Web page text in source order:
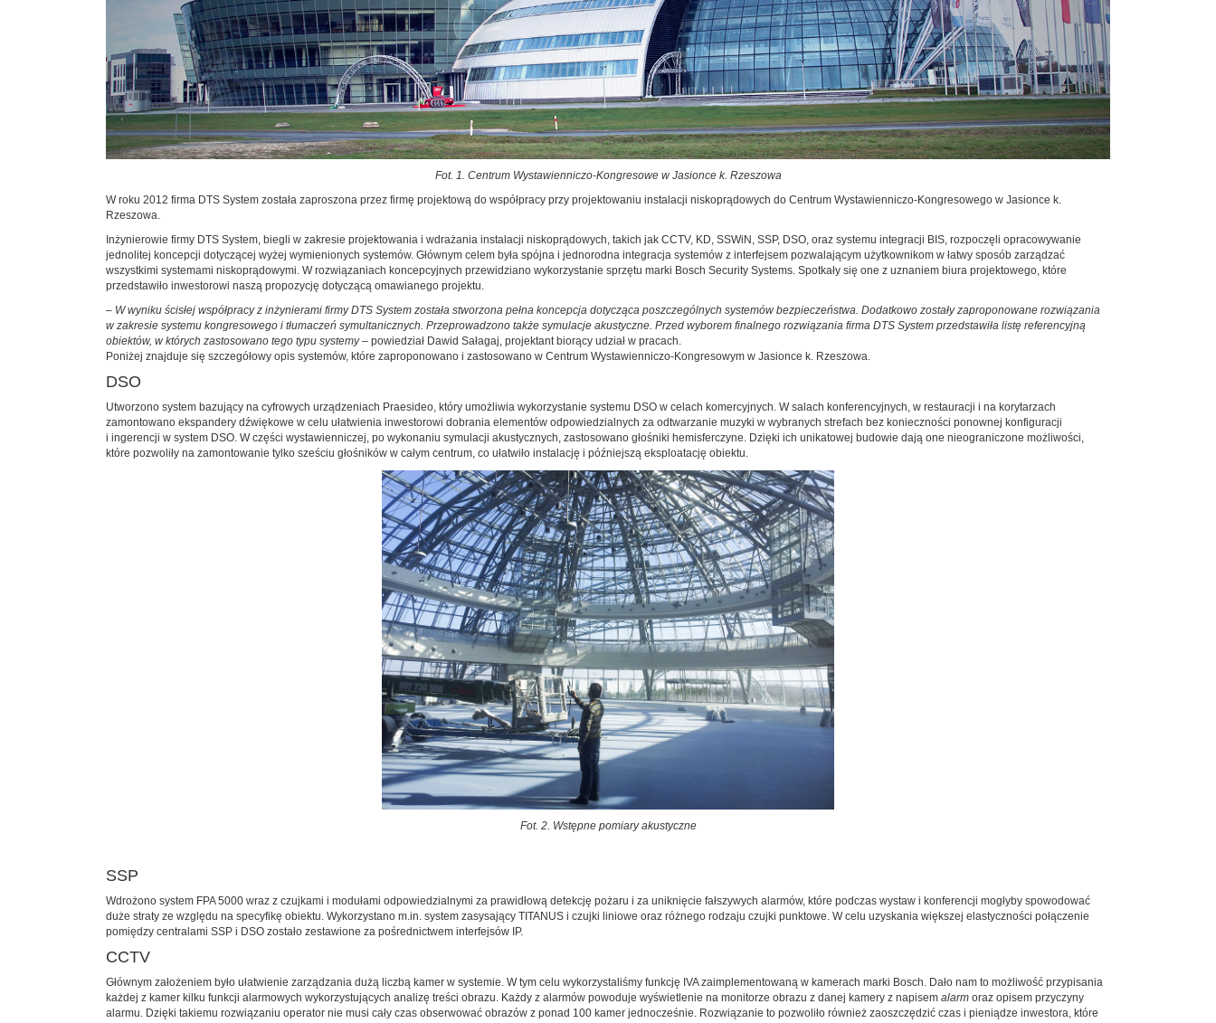
Fot. 1. Centrum Wystawienniczo-Kongresowe w Jasionce k. Rzeszowa
W roku 2012 firma DTS System została zaproszona przez firmę projektową do współpracy przy projektowaniu instalacji niskoprądowych do Centrum Wystawienniczo-Kongresowego w Jasionce k.
Rzeszowa.
Inżynierowie firmy DTS System, biegli w zakresie projektowania i wdrażania instalacji niskoprądowych, takich jak CCTV, KD, SSWiN, SSP, DSO, oraz systemu integracji BIS, rozpoczęli opracowywanie
jednolitej koncepcji dotyczącej wyżej wymienionych systemów. Głównym celem była spójna i jednorodna integracja systemów z interfejsem pozwalającym użytkownikom w łatwy sposób zarządzać
wszystkimi systemami niskoprądowymi. W rozwiązaniach koncepcyjnych przewidziano wykorzystanie sprzętu marki Bosch Security Systems. Spotkały się one z uznaniem biura projektowego, które
przedstawiło inwestorowi naszą propozycję dotyczącą omawianego projektu.
– W wyniku ścisłej współpracy z inżynierami firmy DTS System została stworzona pełna koncepcja dotycząca poszczególnych systemów bezpieczeństwa. Dodatkowo zostały zaproponowane rozwiązania
w zakresie systemu kongresowego i tłumaczeń symultanicznych. Przeprowadzono także symulacje akustyczne. Przed wyborem finalnego rozwiązania firma DTS System przedstawiła listę referencyjną
obiektów, w których zastosowano tego typu systemy– powiedział Dawid Sałagaj, projektant biorący udział w pracach.
Poniżej znajduje się szczegółowy opis systemów, które zaproponowano i zastosowano w Centrum Wystawienniczo-Kongresowym w Jasionce k. Rzeszowa.
DSO
Utworzono system bazujący na cyfrowych urządzeniach Praesideo, który umożliwia wykorzystanie systemu DSO w celach komercyjnych. W salach konferencyjnych, w restauracji i na korytarzach
zamontowano ekspandery dźwiękowe w celu ułatwienia inwestorowi dobrania elementów odpowiedzialnych za odtwarzanie muzyki w wybranych strefach bez konieczności ponownej konfiguracji
i ingerencji w system DSO. W części wystawienniczej, po wykonaniu symulacji akustycznych, zastosowano głośniki hemisferczyne. Dzięki ich unikatowej budowie dają one nieograniczone możliwości,
które pozwoliły na zamontowanie tylko sześciu głośników w całym centrum, co ułatwiło instalację i późniejszą eksploatację obiektu.
Fot. 2. Wstępne pomiary akustyczne
SSP
Wdrożono system FPA 5000 wraz z czujkami i modułami odpowiedzialnymi za prawidłową detekcję pożaru i za uniknięcie fałszywych alarmów, które podczas wystaw i konferencji mogłyby spowodować
duże straty ze względu na specyfikę obiektu. Wykorzystano m.in. system zasysający TITANUS i czujki liniowe oraz różnego rodzaju czujki punktowe. W celu uzyskania większej elastyczności połączenie
pomiędzy centralami SSP i DSO zostało zestawione za pośrednictwem interfejsów IP.
CCTV
Głównym założeniem było ułatwienie zarządzania dużą liczbą kamer w systemie. W tym celu wykorzystaliśmy funkcję IVA zaimplementowaną w kamerach marki Bosch. Dało nam to możliwość przypisania
każdej z kamer kilku funkcji alarmowych wykorzystujących analizę treści obrazu. Każdy z alarmów powoduje wyświetlenie na monitorze obrazu z danej kamery z napisem alarm oraz opisem przyczyny
alarmu. Dzięki takiemu rozwiązaniu operator nie musi cały czas obserwować obrazów z ponad 100 kamer jednocześnie. Rozwiązanie to pozwoliło również zaoszczędzić czas i pieniądze inwestora, które